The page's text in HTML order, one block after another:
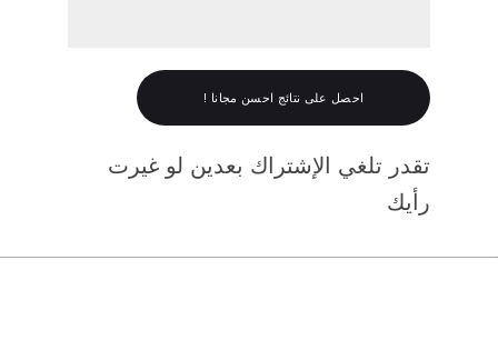
تقدر تلغي الإشتراك بعدين لو غيرت
رأيك